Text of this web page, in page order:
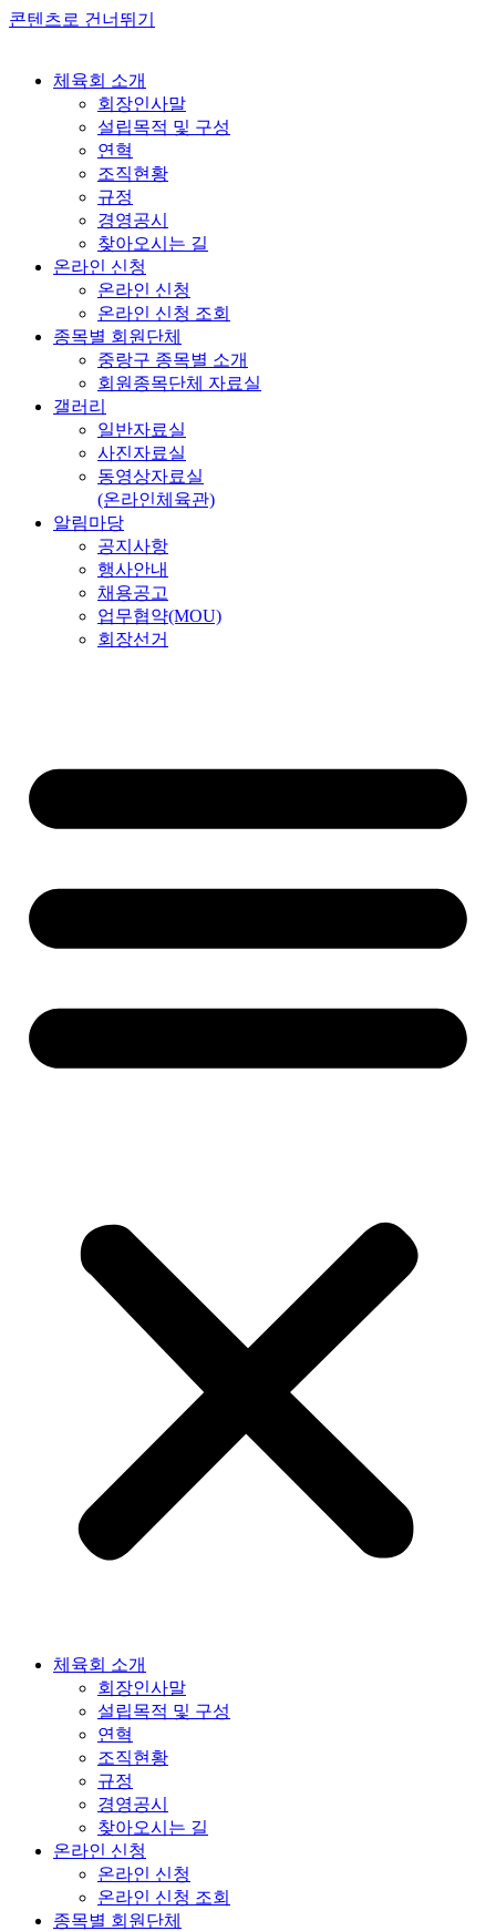
콘텐츠로 건너뛰기
체육회 소개
회장인사말
설립목적 및 구성
연혁
조직현황
규정
경영공시
찾아오시는 길
온라인 신청
온라인 신청
온라인 신청 조회
종목별 회원단체
중랑구 종목별 소개
회원종목단체 자료실
갤러리
일반자료실
사진자료실
동영상자료실
(온라인체육관)
알림마당
공지사항
행사안내
채용공고
업무협약(MOU)
회장선거
체육회 소개
회장인사말
설립목적 및 구성
연혁
조직현황
규정
경영공시
찾아오시는 길
온라인 신청
온라인 신청
온라인 신청 조회
종목별 회원단체